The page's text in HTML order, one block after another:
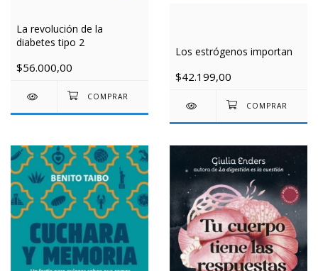
La revolución de la
diabetes tipo 2
$56.000,00
Los estrógenos importan
$42.199,00